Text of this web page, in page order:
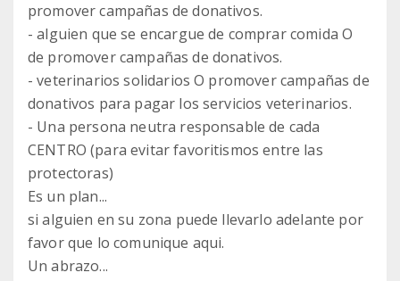
promover campañas de donativos.
- alguien que se encargue de comprar comida O
de promover campañas de donativos.
- veterinarios solidarios O promover campañas de
donativos para pagar los servicios veterinarios.
- Una persona neutra responsable de cada
CENTRO (para evitar favoritismos entre las
protectoras)
Es un plan...
si alguien en su zona puede llevarlo adelante por
favor que lo comunique aqui.
Un abrazo...